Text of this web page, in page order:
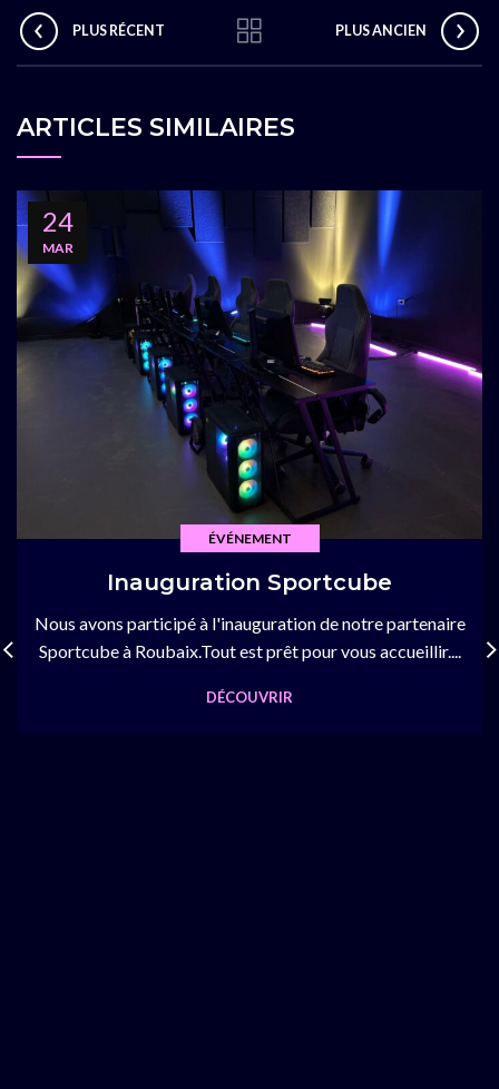
PLUS RÉCENT PLUS ANCIEN
ARTICLES SIMILAIRES
24
MAR
ÉVÉNEMENT
Inauguration Sportcube
Nous avons participé à l'inauguration de notre partenaire
Sportcube à Roubaix.Tout est prêt pour vous accueillir....
DÉCOUVRIR